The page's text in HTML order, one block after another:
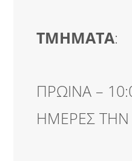
ΤΜΗΜΑΤΑ:
ΠΡΩΙΝΑ –
ΗΜΕΡΕΣ